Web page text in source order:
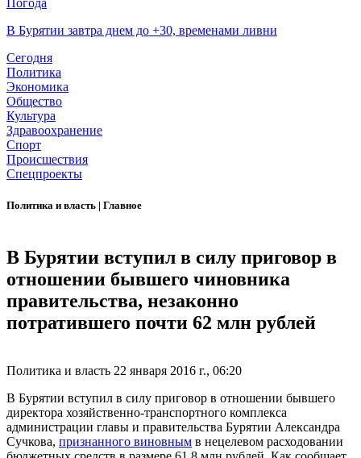
Погода
В Бурятии завтра днем до +30, временами ливни
Сегодня
Политика
Экономика
Общество
Культура
Здравоохранение
Спорт
Происшествия
Спецпроекты
Политика и власть | Главное
В Бурятии вступил в силу приговор в
отношении бывшего чиновника
правительства, незаконно
потратившего почти 62 млн рублей
Политика и власть 22 января 2016 г., 06:20
В Бурятии вступил в силу приговор в отношении бывшего
директора хозяйственно-транспортного комплекса
администрации главы и правительства Бурятии Александра
Сучкова, признанного виновным в нецелевом расходовании